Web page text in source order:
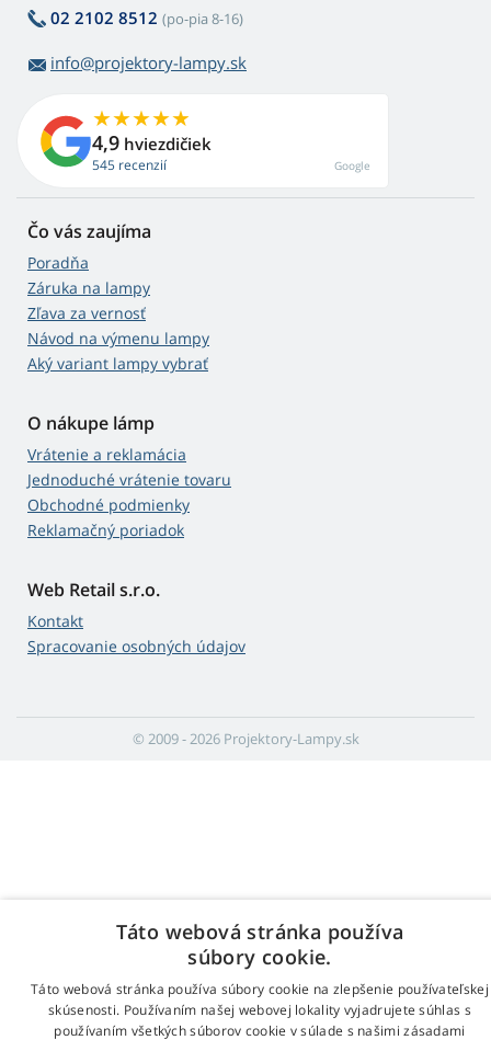
02 2102 8512 (po-pia 8-16)
info@projektory-lampy.sk
4,9 hviezdičiek
545 recenzií Google
Čo vás zaujíma
Poradňa
Záruka na lampy
Zľava za vernosť
Návod na výmenu lampy
Aký variant lampy vybrať
O nákupe lámp
Vrátenie a reklamácia
Jednoduché vrátenie tovaru
Obchodné podmienky
Reklamačný poriadok
Web Retail s.r.o.
Kontakt
Spracovanie osobných údajov
© 2009 - 2026 Projektory-Lampy.sk
Táto webová stránka používa
súbory cookie.
Táto webová stránka používa súbory cookie na zlepšenie používateľskej
skúsenosti. Používaním našej webovej lokality vyjadrujete súhlas s
používaním všetkých súborov cookie v súlade s našimi zásadami